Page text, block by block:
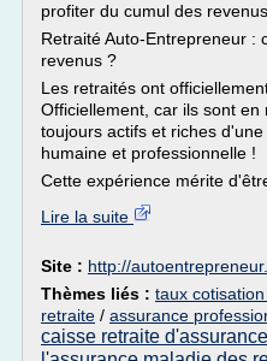
profiter du cumul des
Retraité Auto-Entrepreneur :
revenus ?
Les retraités ont
Officiellement, car ils sont
toujours actifs et riches
humaine et professionnelle !
Cette expérience mérite
Lire la suite
Site : http://
Thèmes liés : taux
retraite / assurance
caisse retraite